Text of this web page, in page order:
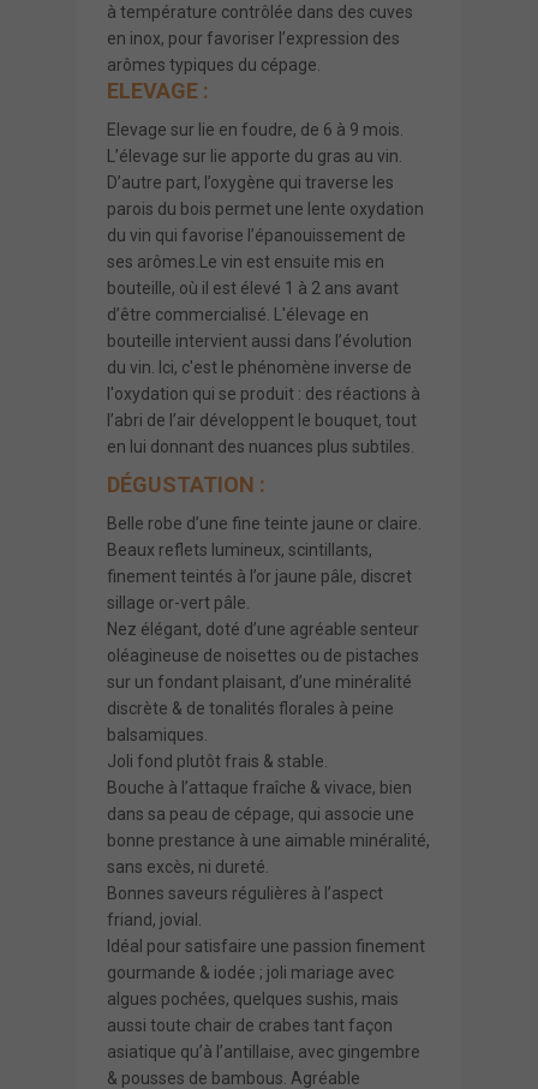
à température contrôlée dans des cuves
en inox, pour favoriser l’expression des
arômes typiques du cépage.
ELEVAGE :
Elevage sur lie en foudre, de 6 à 9 mois.
L’élevage sur lie apporte du gras au vin.
D’autre part, l’oxygène qui traverse les
parois du bois permet une lente oxydation
du vin qui favorise l’épanouissement de
ses arômes.Le vin est ensuite mis en
bouteille, où il est élevé 1 à 2 ans avant
d’être commercialisé. L'élevage en
bouteille intervient aussi dans l’évolution
du vin. Ici, c'est le phénomène inverse de
l'oxydation qui se produit : des réactions à
l’abri de l’air développent le bouquet, tout
en lui donnant des nuances plus subtiles.
DÉGUSTATION :
Belle robe d’une fine teinte jaune or claire.
Beaux reflets lumineux, scintillants,
finement teintés à l’or jaune pâle, discret
sillage or-vert pâle.
Nez élégant, doté d’une agréable senteur
oléagineuse de noisettes ou de pistaches
sur un fondant plaisant, d’une minéralité
discrète & de tonalités florales à peine
balsamiques.
Joli fond plutôt frais & stable.
Bouche à l’attaque fraîche & vivace, bien
dans sa peau de cépage, qui associe une
bonne prestance à une aimable minéralité,
sans excès, ni dureté.
Bonnes saveurs régulières à l’aspect
friand, jovial.
Idéal pour satisfaire une passion finement
gourmande & iodée ; joli mariage avec
algues pochées, quelques sushis, mais
aussi toute chair de crabes tant façon
asiatique qu’à l’antillaise, avec gingembre
& pousses de bambous. Agréable